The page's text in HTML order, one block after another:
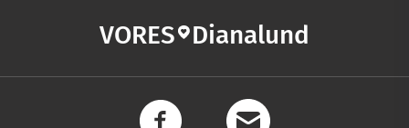
VORES Dianalund